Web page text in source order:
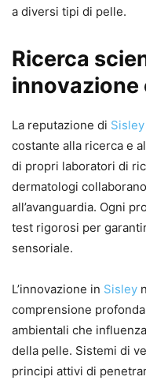
a diversi tipi di pelle.
Ricerca
innovazione
La reputazione di Sisley
costante alla ricerca e
di propri laboratori di
dermatologi
all’avanguardia. Ogni
test rigorosi per
sensoriale.
L’innovazione in Sisley
comprensione
ambientali che
della pelle. Sistemi di
principi attivi di